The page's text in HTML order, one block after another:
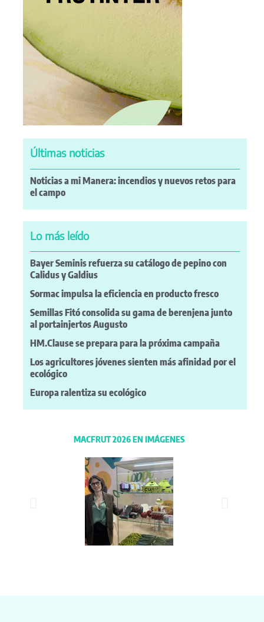
Últimas noticias
Noticias a mi Manera: incendios y nuevos retos para
el campo
Lo más leído
Bayer Seminis refuerza su catálogo de pepino con
Calidus y Galdius
Sormac impulsa la eficiencia en producto fresco
Semillas Fitó consolida su gama de berenjena junto
al portainjertos Augusto
HM.Clause se prepara para la próxima campaña
Los agricultores jóvenes sienten más afinidad por el
ecológico
Europa ralentiza su ecológico
MACFRUT 2026 EN IMÁGENES